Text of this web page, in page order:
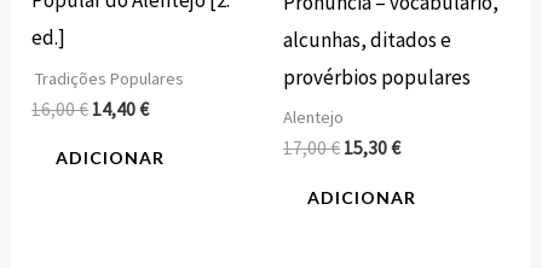
ed.]
Tradições Populares
16,00€ 14,40€
ADICIONAR
alcunhas, ditados e
provérbios populares
Alentejo
17,00€ 15,30€
ADICIONAR